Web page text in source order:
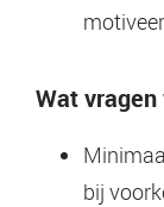
Wat
bij